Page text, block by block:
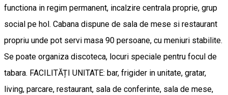
functiona in regim permanent, incalzire centrala proprie, grup
social pe hol. Cabana dispune de sala de mese si restaurant
propriu unde pot servi masa 90 persoane, cu meniuri stabilite.
Se poate organiza discoteca, locuri speciale pentru focul de
tabara. FACILITĂȚI UNITATE: bar, frigider in unitate, gratar,
living, parcare, restaurant, sala de conferinte, sala de mese,